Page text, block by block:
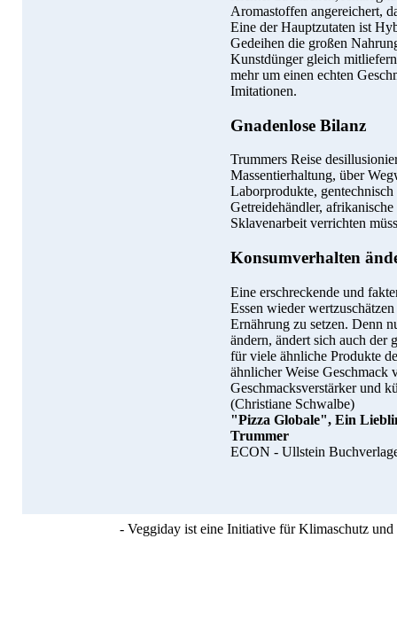
Aromastoffen angereichert,
Eine der Hauptzutaten ist
Gedeihen die großen
Kunstdünger gleich
mehr um einen echten
Imitationen.
Gnadenlose Bilanz
Trummers Reise
Massentierhaltung, über
Laborprodukte,
Getreidehändler,
Sklavenarbeit verrichten
Konsumverhalten
Eine erschreckende und
Essen wieder
Ernährung zu setzen. Denn
ändern, ändert sich auch der
für viele ähnliche Produkte
ähnlicher Weise
Geschmacksverstärker und
(Christiane Schwalbe)
"Pizza Globale", Ein
Trummer
ECON - Ullstein
- Veggiday ist eine Initiative für Klimaschutz